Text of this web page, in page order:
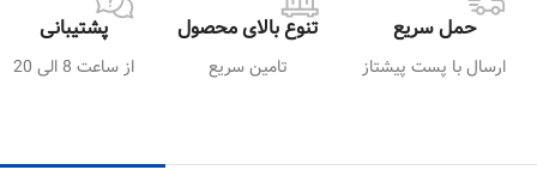
حمل سریع
ارسال با پست پیشتاز
تنوع بالای محصول
تامین سریع
پشتیبانی
از ساعت 8 الی 20